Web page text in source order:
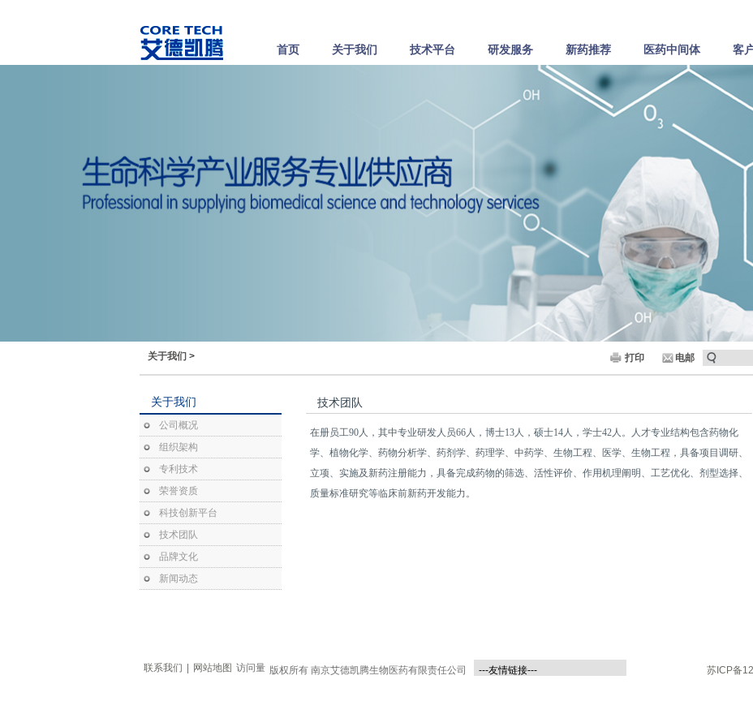
首页 关于我们 技术平台 研发服务 新药推荐 医药中间体 客
关于我们 > 打印 电邮
关于我们
公司概况
组织架构
专利技术
荣誉资质
科技创新平台
技术团队
品牌文化
新闻动态
技术团队
在册员工90人，其中专业研发人员66人，博士13人，硕士14人，学士42人。人才专业结构包含药物化
学、植物化学、药物分析学、药剂学、药理学、中药学、生物工程、医学、生物工程，具备项目调研、
立项、实施及新药注册能力，具备完成药物的筛选、活性评价、作用机理阐明、工艺优化、剂型选择、
质量标准研究等临床前新药开发能力。
联系我们 | 网站地图 访问量 版权所有 南京艾德凯腾生物医药有限责任公司 ---友情链接--- 苏ICP备